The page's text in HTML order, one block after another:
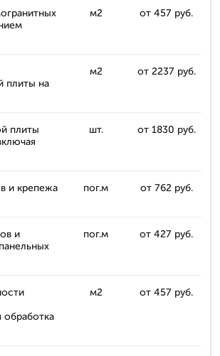
м2 от 457 руб.
плиты на
м2 от 2237 руб.
плиты
шт. от 1830 руб.
и крепежа
пог.м от 762 руб.
и
пог.м от 427 руб.
обработка
м2 от 457 руб.